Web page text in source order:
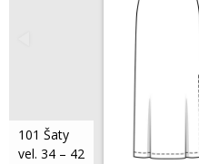
101 Šaty
vel. 34 – 42